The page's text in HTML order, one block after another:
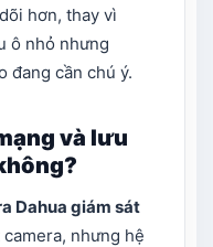
hơn, thay vì
ô nhỏ nhưng
đang cần chú ý.
và lưu
Dahua giám sát
nhưng hệ